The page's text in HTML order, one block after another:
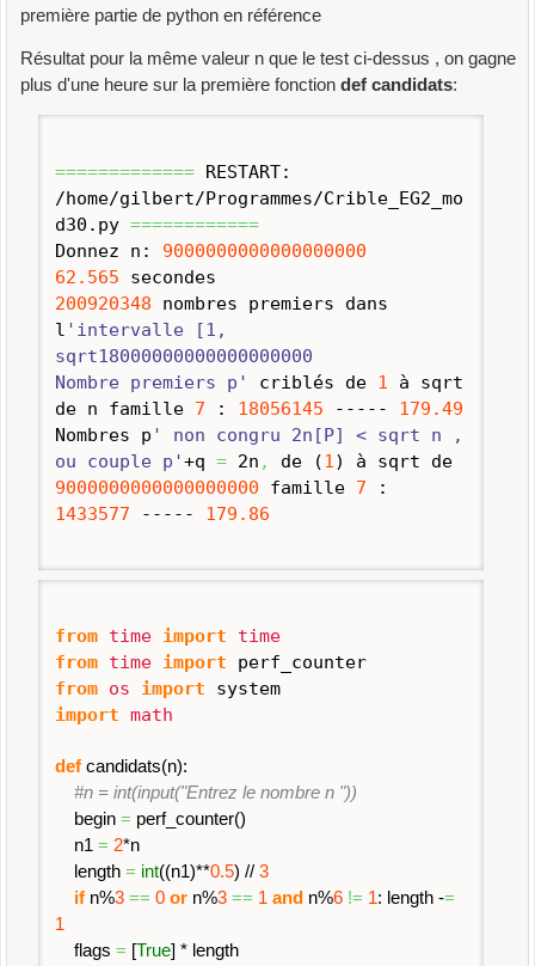
première partie de python en référence
Résultat pour la même valeur n que le test ci-dessus , on gagne
plus d'une heure sur la première fonction def candidats:
============= RESTART:
/home/gilbert/Programmes/Crible_EG2_mo
d30. py ============
Donnez n: 9000000000000000000
62.565 secondes
200920348 nombres premiers dans
l 'intervalle [1,
sqrt18000000000000000000
Nombre premiers p'
criblés de 1
à sqrt
de n famille 7 : 18056145 ----- 179.49
Nombres p ' non congru 2n[P] < sqrt n ,
ou couple p'+q= 2n , de (1 )
à sqrt de
9000000000000000000 famille 7 :
1433577 ----- 179.86
from time import
time
from time import perf_counter
from os import system
import
math
def candidats(n):
#n = int(input("Entrez le nombre n "))
begin= perf_counter()
n1= 2*n
length= int((n1)**0.5) //3
if n%3 == 0 or n%3 == 1 and n%6 != 1: length -=
1
flags= [True] * length